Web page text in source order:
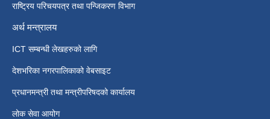
राष्ट्रिय परिचयपत्र तथा पन्जिकरण विभाग
अर्थ मन्त्रालय
ICT सम्बन्धी लेखहरुको लागि
देशभरिका नगरपालिकाको वेबसाइट
प्रधानमन्त्री तथा मन्त्रीपरिषदको कार्यालय
लोक सेवा आयोग